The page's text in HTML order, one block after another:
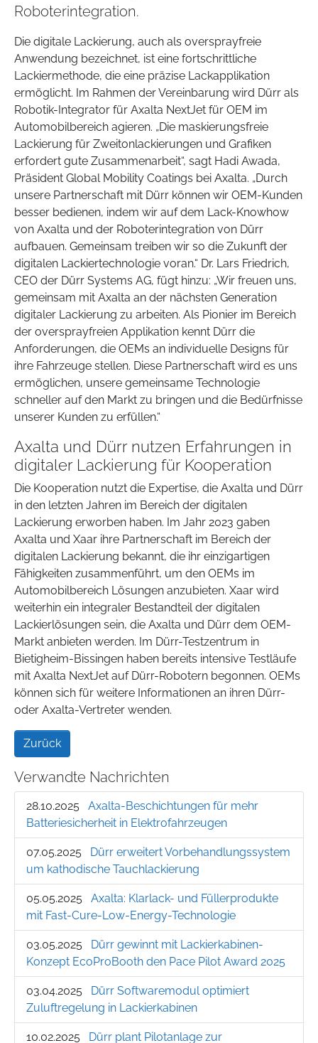
Roboterintegration.
Die digitale Lackierung, auch als oversprayfreie
Anwendung bezeichnet, ist eine fortschrittliche
Lackiermethode, die eine präzise Lackapplikation
ermöglicht. Im Rahmen der Vereinbarung wird Dürr als
Robotik-Integrator für Axalta NextJet für OEM im
Automobilbereich agieren. „Die maskierungsfreie
Lackierung für Zweitonlackierungen und Grafiken
erfordert gute Zusammenarbeit“, sagt Hadi Awada,
Präsident Global Mobility Coatings bei Axalta. „Durch
unsere Partnerschaft mit Dürr können wir OEM-Kunden
besser bedienen, indem wir auf dem Lack-Knowhow
von Axalta und der Roboterintegration von Dürr
aufbauen. Gemeinsam treiben wir so die Zukunft der
digitalen Lackiertechnologie voran.“ Dr. Lars Friedrich,
CEO der Dürr Systems AG, fügt hinzu: „Wir freuen uns,
gemeinsam mit Axalta an der nächsten Generation
digitaler Lackierung zu arbeiten. Als Pionier im Bereich
der oversprayfreien Applikation kennt Dürr die
Anforderungen, die OEMs an individuelle Designs für
ihre Fahrzeuge stellen. Diese Partnerschaft wird es uns
ermöglichen, unsere gemeinsame Technologie
schneller auf den Markt zu bringen und die Bedürfnisse
unserer Kunden zu erfüllen.“
Axalta und Dürr nutzen Erfahrungen in
digitaler Lackierung für Kooperation
Die Kooperation nutzt die Expertise, die Axalta und Dürr
in den letzten Jahren im Bereich der digitalen
Lackierung erworben haben. Im Jahr 2023 gaben
Axalta und Xaar ihre Partnerschaft im Bereich der
digitalen Lackierung bekannt, die ihr einzigartigen
Fähigkeiten zusammenführt, um den OEMs im
Automobilbereich Lösungen anzubieten. Xaar wird
weiterhin ein integraler Bestandteil der digitalen
Lackierlösungen sein, die Axalta und Dürr dem OEM-
Markt anbieten werden. Im Dürr-Testzentrum in
Bietigheim-Bissingen haben bereits intensive Testläufe
mit Axalta NextJet auf Dürr-Robotern begonnen. OEMs
können sich für weitere Informationen an ihren Dürr-
oder Axalta-Vertreter wenden.
Zurück
Verwandte Nachrichten
28.10.2025
Axalta-Beschichtungen für mehr
Batteriesicherheit in Elektrofahrzeugen
07.05.2025
Dürr erweitert Vorbehandlungssystem
um kathodische Tauchlackierung
05.05.2025
Axalta: Klarlack- und Füllerprodukte
mit Fast-Cure-Low-Energy-Technologie
03.05.2025
Dürr gewinnt mit Lackierkabinen-
Konzept EcoProBooth den Pace Pilot Award 2025
03.04.2025
Dürr Softwaremodul optimiert
Zuluftregelung in Lackierkabinen
10.02.2025 Dürr plant Pilotanlage zur